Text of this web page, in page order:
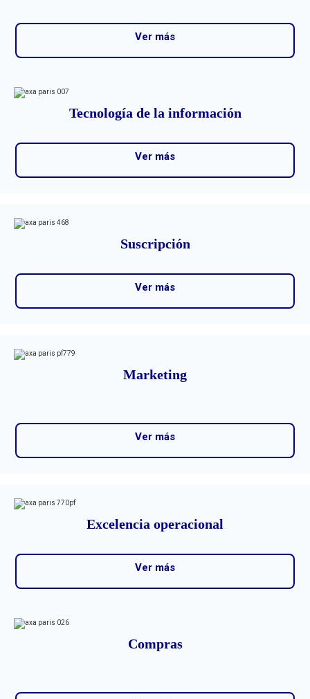
Ver más
Tecnología de la información
Ver más
Suscripción
Ver más
Marketing
Ver más
Excelencia operacional
Ver más
Compras